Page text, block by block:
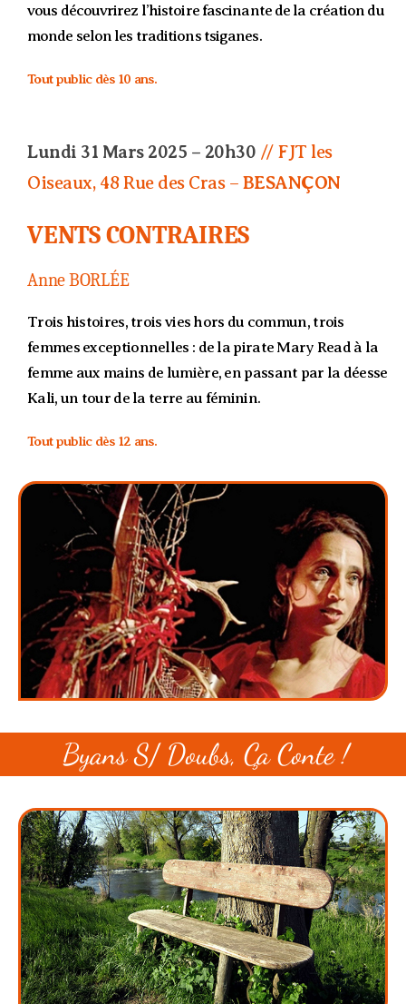
vous découvrirez l’histoire fascinante de la création du
monde selon les traditions tsiganes.
Tout public dès 10 ans.
Lundi 31 Mars 2025 – 20h30 // FJT les
Oiseaux, 48 Rue des Cras – BESANÇON
VENTS CONTRAIRES
Anne BORLÉE
Trois histoires, trois vies hors du commun, trois
femmes exceptionnelles : de la pirate Mary Read à la
femme aux mains de lumière, en passant par la déesse
Kali, un tour de la terre au féminin.
Tout public dès 12 ans.
Byans S/ Doubs, Ça Conte !